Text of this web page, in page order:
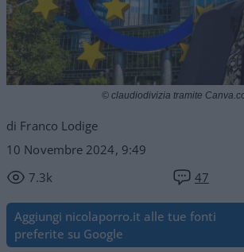
di Franco Lodige
10 Novembre 2024, 9:49
7.3k
47
© claudiodivizia tramite
Aggiungi nicolaporro.it alle tue fonti
preferite su Google